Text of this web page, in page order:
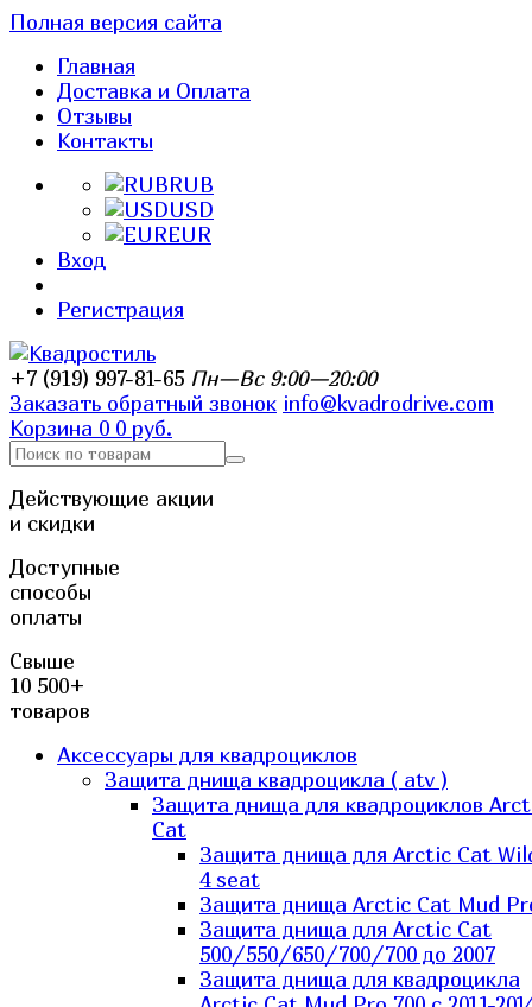
Полная версия сайта
Главная
Доставка и Оплата
Отзывы
Контакты
RUB
USD
EUR
Вход
Регистрация
+7 (919) 997-81-65 Пн—Вс 9:00—20:00
Заказать обратный звонок info@kvadrodrive.com
Корзина 0 0 руб.
Действующие акции
и скидки
Доступные
способы
оплаты
Свыше
10 500+
товаров
Аксессуары для квадроциклов
Защита днища квадроцикла ( atv )
Защита днища для квадроциклов
Cat
Защита днища для Arctic Cat
4 seat
Защита днища Arctic Cat Mud
Защита днища для Arctic Cat
500/550/650/700/700 до 2007
Защита днища для квадроцикла